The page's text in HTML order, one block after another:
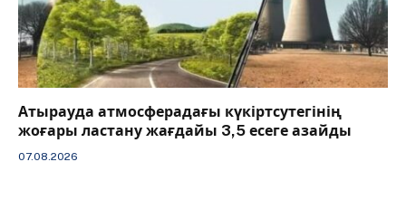
Атырауда атмосферадағы күкіртсутегінің
жоғары ластану жағдайы 3,5 есеге азайды
07.08.2026